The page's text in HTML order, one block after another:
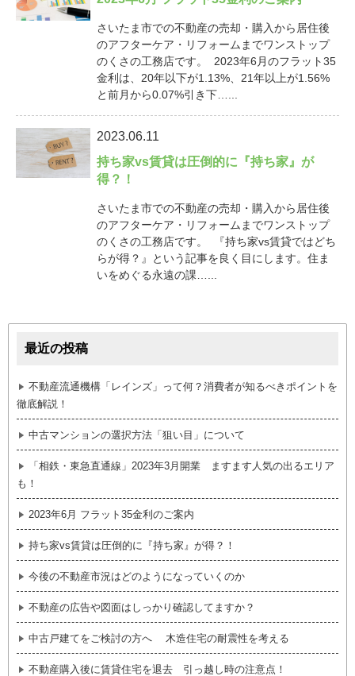
さいたま市での不動産の売却・購入から居住後
のアフターケア・リフォームまでワンストップ
のくさの工務店です。 2023年6月のフラット35
金利は、20年以下が1.13%、21年以上が1.56%
と前月から0.07%引き下…...
2023.06.11
持ち家vs賃貸は圧倒的に『持ち家』が
得？！
さいたま市での不動産の売却・購入から居住後
のアフターケア・リフォームまでワンストップ
のくさの工務店です。 『持ち家vs賃貸ではどち
らが得？』という記事を良く目にします。住ま
いをめぐる永遠の課…...
最近の投稿
不動産流通機構「レインズ」って何？消費者が知るべきポイントを
徹底解説！
中古マンションの選択方法「狙い目」について
「相鉄・東急直通線」2023年3月開業 ますます人気の出るエリア
も！
2023年6月 フラット35金利のご案内
持ち家vs賃貸は圧倒的に『持ち家』が得？！
今後の不動産市況はどのようになっていくのか
不動産の広告や図面はしっかり確認してますか？
中古戸建てをご検討の方へ 木造住宅の耐震性を考える
不動産購入後に賃貸住宅を退去 引っ越し時の注意点！